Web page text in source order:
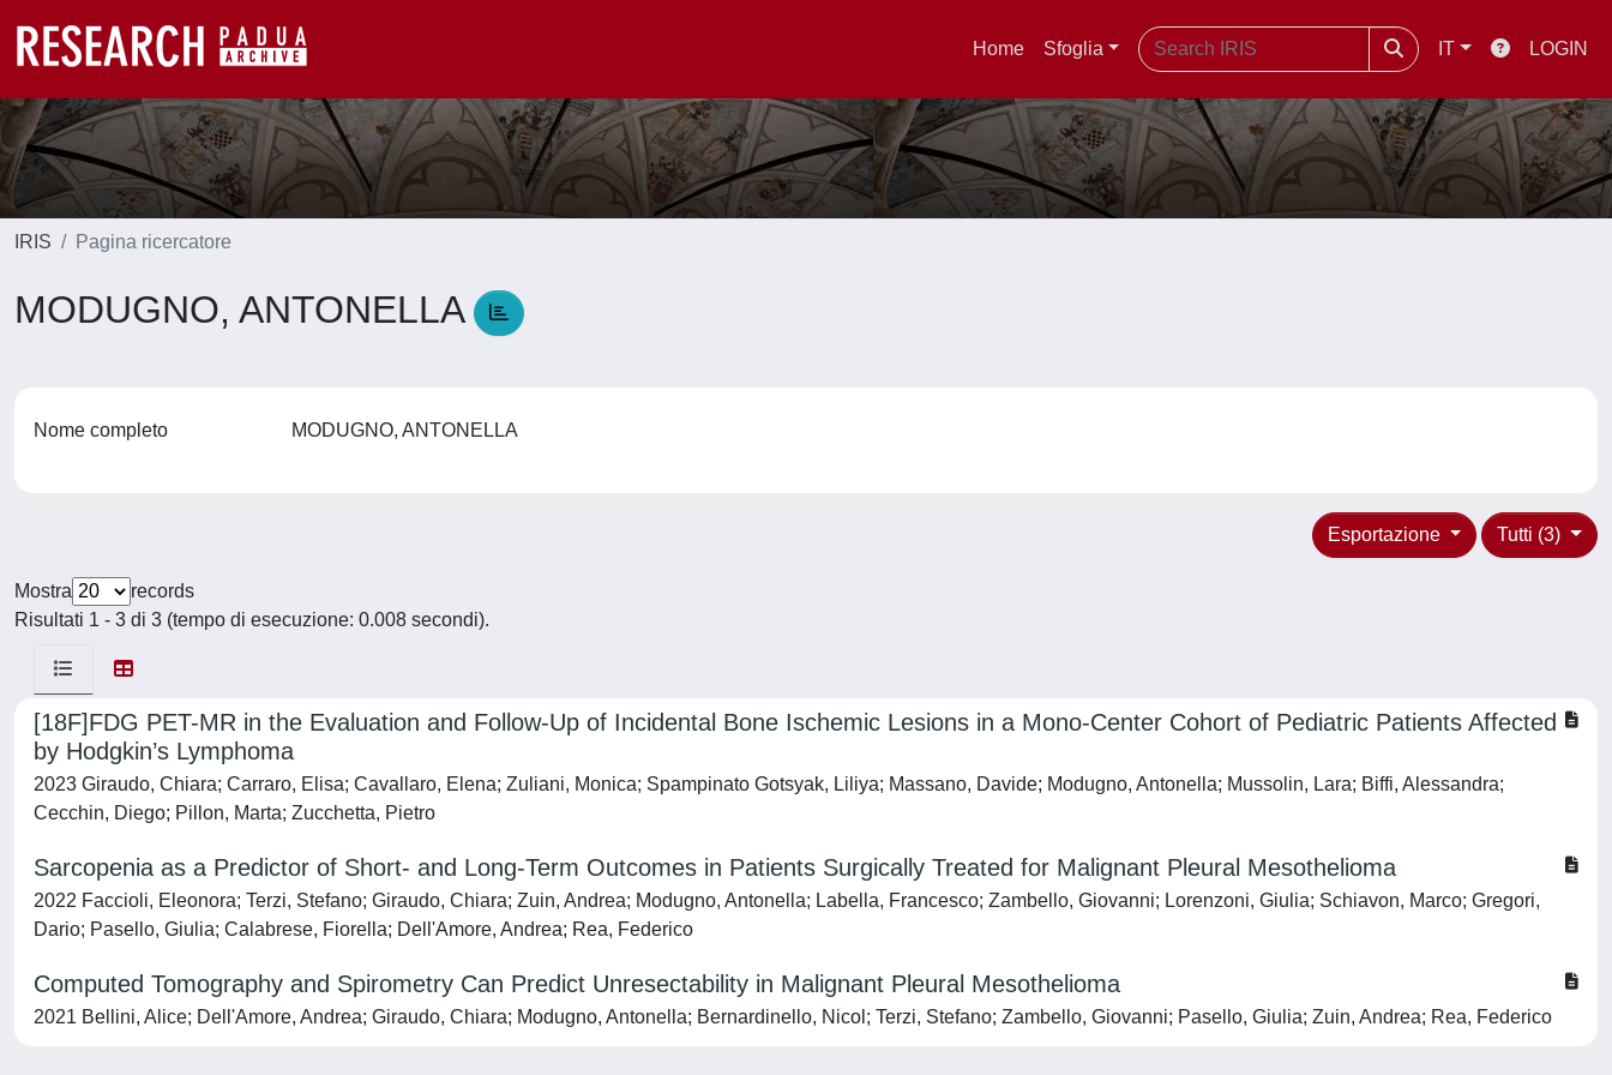
Home Sfoglia IT LOGIN
IRIS Pagina ricercatore
MODUGNO, ANTONELLA
Nome completo MODUGNO, ANTONELLA
Tutti (3)
Esportazione
Mostra
records
Risultati 1 - 3 di 3 (tempo di esecuzione: 0.008 secondi).
[18F]FDG PET-MR in the Evaluation and Follow-Up of Incidental Bone Ischemic Lesions in a Mono-Center Cohort of Pediatric Patients Affected
by Hodgkin’s Lymphoma
2023 Giraudo, Chiara; Carraro, Elisa; Cavallaro, Elena; Zuliani, Monica; Spampinato Gotsyak, Liliya; Massano, Davide; Modugno, Antonella; Mussolin, Lara; Biffi, Alessandra;
Cecchin, Diego; Pillon, Marta; Zucchetta, Pietro
Sarcopenia as a Predictor of Short- and Long-Term Outcomes in Patients Surgically Treated for Malignant Pleural Mesothelioma
2022 Faccioli, Eleonora; Terzi, Stefano; Giraudo, Chiara; Zuin, Andrea; Modugno, Antonella; Labella, Francesco; Zambello, Giovanni; Lorenzoni, Giulia; Schiavon, Marco; Gregori,
Dario; Pasello, Giulia; Calabrese, Fiorella; Dell'Amore, Andrea; Rea, Federico
Computed Tomography and Spirometry Can Predict Unresectability in Malignant Pleural Mesothelioma
2021 Bellini, Alice; Dell'Amore, Andrea; Giraudo, Chiara; Modugno, Antonella; Bernardinello, Nicol; Terzi, Stefano; Zambello, Giovanni; Pasello, Giulia; Zuin, Andrea; Rea, Federico